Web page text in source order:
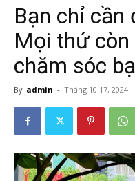
Bạn chỉ cần
Mọi thứ còn
chăm sóc
By admin - Tháng 10 17, 2024